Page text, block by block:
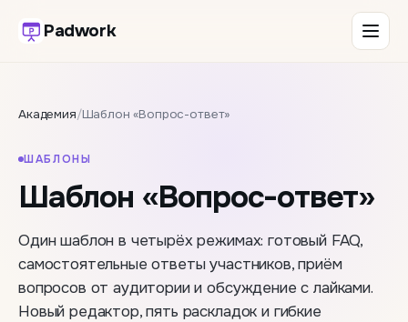
Padwork
Академия/Шаблон «Вопрос-ответ»
ШАБЛОНЫ
Шаблон «Вопрос-ответ»
Один шаблон в четырёх режимах: готовый FAQ,
самостоятельные ответы участников, приём
вопросов от аудитории и обсуждение с лайками.
Новый редактор, пять раскладок и гибкие